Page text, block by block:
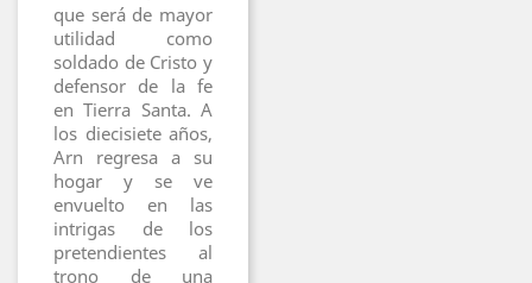
que será de mayor
utilidad como
soldado de Cristo y
defensor de la fe
en Tierra Santa. A
los diecisiete años,
Arn regresa a su
hogar y se ve
envuelto en las
intrigas de los
pretendientes al
trono de una